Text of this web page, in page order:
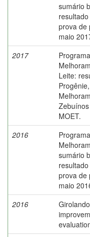
sumário
prova de
maio
2017
Leite:
MOET.
2016
sumário
prova de
maio
2016